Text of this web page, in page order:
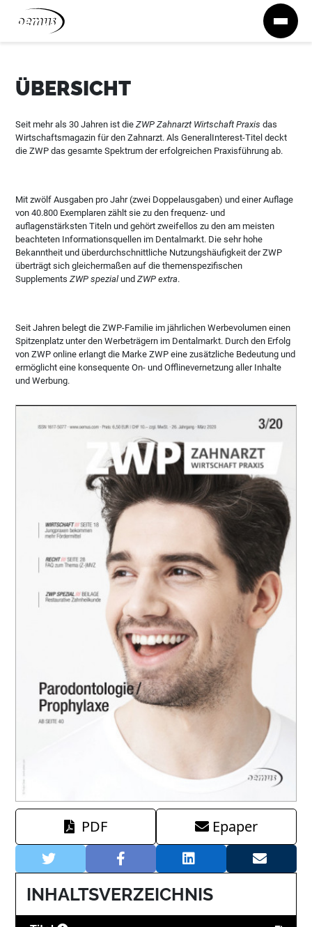
Zum Inhalt springen
ÜBERSICHT
Seit mehr als 30 Jahren ist dieZWP Zahnarzt Wirtschaft Praxis das
Wirtschaftsmagazin für den Zahnarzt. Als GeneralInterest-Titel deckt
die ZWP das gesamte Spektrum der erfolgreichen Praxisführung ab.
Mit zwölf Ausgaben pro Jahr (zwei Doppelausgaben) und einer Auflage
von 40.800 Exemplaren zählt sie zu den frequenz- und
auflagenstärksten Titeln und gehört zweifellos zu den am meisten
beachteten Informationsquellen im Dentalmarkt. Die sehr hohe
Bekanntheit und überdurchschnittliche Nutzungshäufigkeit der ZWP
überträgt sich gleichermaßen auf die themenspezifischen
SupplementsZWP spezial undZWP extra.
Seit Jahren belegt die ZWP-Familie im jährlichen Werbevolumen einen
Spitzenplatz unter den Werbeträgern im Dentalmarkt. Durch den Erfolg
von ZWP online erlangt die Marke ZWP eine zusätzliche Bedeutung und
ermöglicht eine konsequente On- und Offlinevernetzung aller Inhalte
und Werbung.
PDF Epaper
INHALTSVERZEICHNIS